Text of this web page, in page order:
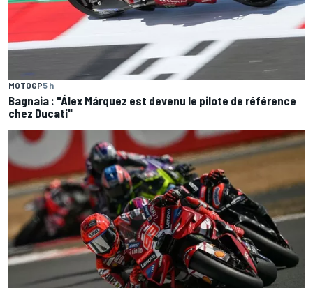
MOTOGP5 h
Bagnaia : "Álex Márquez est devenu le pilote de référence
chez Ducati"